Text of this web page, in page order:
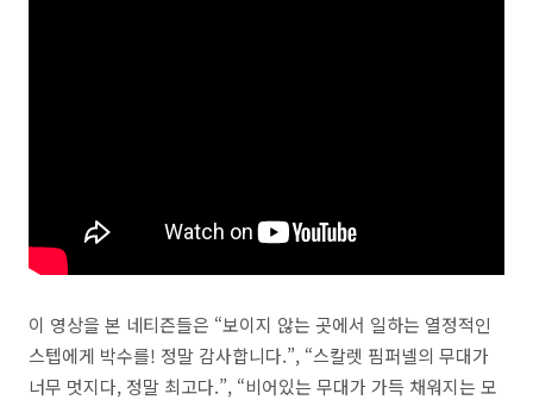
이 영상을 본 네티즌들은 “보이지 않는 곳에서 일하는 열정적인
스텝에게 박수를! 정말 감사합니다.”, “스칼렛 핌퍼넬의 무대가
너무 멋지다, 정말 최고다.”, “비어있는 무대가 가득 채워지는 모